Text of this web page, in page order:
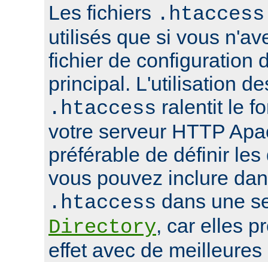
Les fichiers .htaccess
utilisés que si vous
fichier de configuration
principal. L'utilisation
.htaccess ralentit le
votre serveur HTTP
préférable de définir
vous pouvez inclure
.htaccess dans une
Directory, car elles
effet avec de